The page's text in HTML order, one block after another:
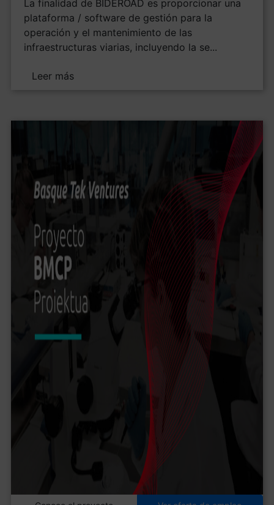
La finalidad de BIDEROAD es proporcionar una
plataforma / software de gestión para la
operación y el mantenimiento de las
infraestructuras viarias, incluyendo la se...
Leer más